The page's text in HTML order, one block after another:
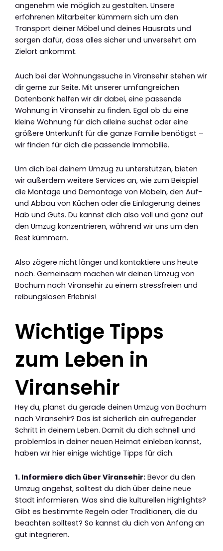
angenehm wie möglich zu gestalten. Unsere
erfahrenen Mitarbeiter kümmern sich um den
Transport deiner Möbel und deines Hausrats und
sorgen dafür, dass alles sicher und unversehrt am
Zielort ankommt.
Auch bei der Wohnungssuche in Viransehir stehen wir
dir gerne zur Seite. Mit unserer umfangreichen
Datenbank helfen wir dir dabei, eine passende
Wohnung in Viransehir zu finden. Egal ob du eine
kleine Wohnung für dich alleine suchst oder eine
größere Unterkunft für die ganze Familie benötigst –
wir finden für dich die passende Immobilie.
Um dich bei deinem Umzug zu unterstützen, bieten
wir außerdem weitere Services an, wie zum Beispiel
die Montage und Demontage von Möbeln, den Auf-
und Abbau von Küchen oder die Einlagerung deines
Hab und Guts. Du kannst dich also voll und ganz auf
den Umzug konzentrieren, während wir uns um den
Rest kümmern.
Also zögere nicht länger und kontaktiere uns heute
noch. Gemeinsam machen wir deinen Umzug von
Bochum nach Viransehir zu einem stressfreien und
reibungslosen Erlebnis!
Wichtige Tipps
zum Leben in
Viransehir
Hey du, planst du gerade deinen Umzug von Bochum
nach Viransehir? Das ist sicherlich ein aufregender
Schritt in deinem Leben. Damit du dich schnell und
problemlos in deiner neuen Heimat einleben kannst,
haben wir hier einige wichtige Tipps für dich.
1. Informiere dich über Viransehir: Bevor du den
Umzug angehst, solltest du dich über deine neue
Stadt informieren. Was sind die kulturellen Highlights?
Gibt es bestimmte Regeln oder Traditionen, die du
beachten solltest? So kannst du dich von Anfang an
gut integrieren.